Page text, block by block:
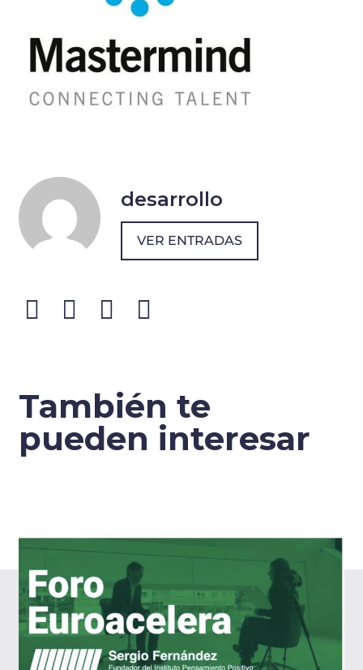
desarrollo
VER ENTRADAS
También te
pueden interesar